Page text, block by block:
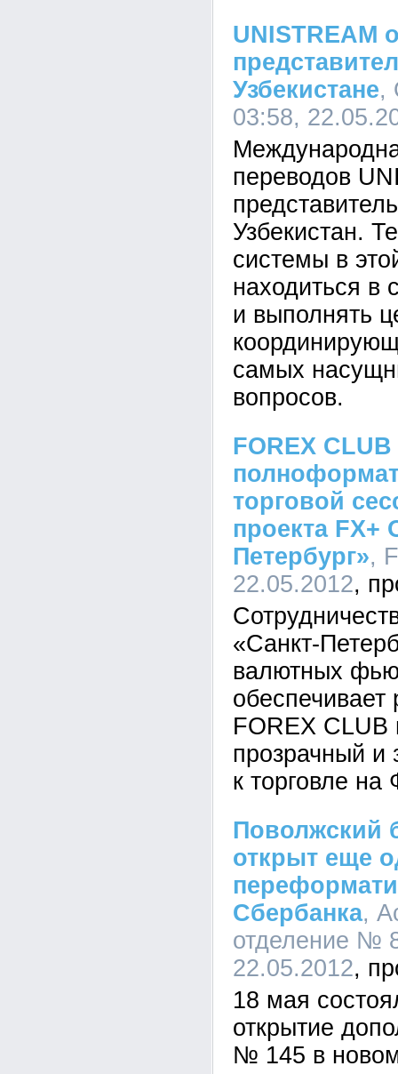
UNISTREAM
Узбекистане,
03:58,
переводов
Узбекистан.
системы в
находиться в
и выполнять
самых
вопросов.
FOREX
торговой
проекта
Петербург»,
22.05.2012
«Санкт-
валютных
FOREX
прозрачный
к торговле на
Поволжский
открыт еще
Сбербанка,
отделение №
22.05.2012
18 мая
открытие
№ 145 в